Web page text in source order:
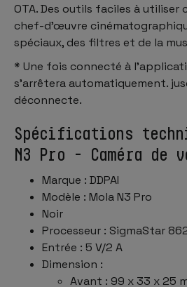
OTA. Des outils faciles à
chef-d'œuvre
spéciaux, des filtres et de la
* Une fois connecté à
s'arrêtera automatiquement.
déconnecte.
Spécifications
N3 Pro - Caméra de
Marque : DDPAI
Modèle : Mola N3 Pro
Noir
Processeur : SigmaStar
Entrée : 5 V/2 A
Dimension :
Avant : 99 x 33 x 25